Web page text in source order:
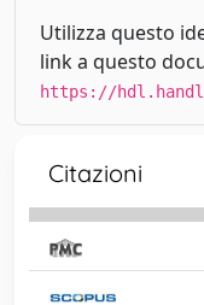
Utilizza questo
link a questo
https://
Citazioni